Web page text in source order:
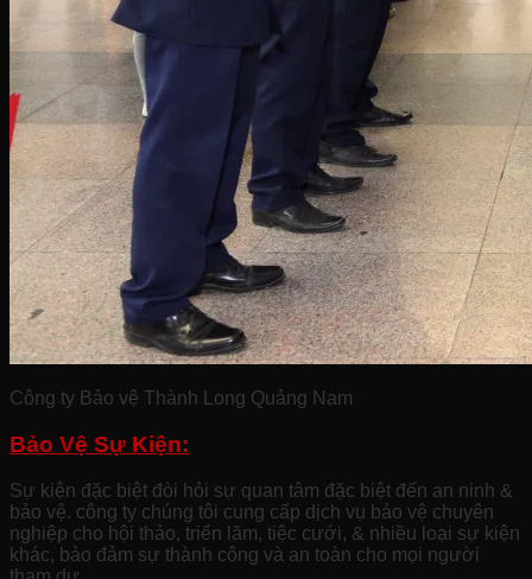
Công ty Bảo vệ Thành Long Quảng Nam
Bảo Vệ Sự Kiện:
Sự kiện đặc biệt đòi hỏi sự quan tâm đặc biệt đến an ninh &
bảo vệ. công ty chúng tôi cung cấp dịch vụ bảo vệ chuyên
nghiệp cho hội thảo, triển lãm, tiệc cưới, & nhiều loại sự kiện
khác, bảo đảm sự thành công và an toàn cho mọi người